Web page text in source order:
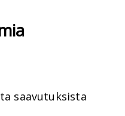
saavutuksista